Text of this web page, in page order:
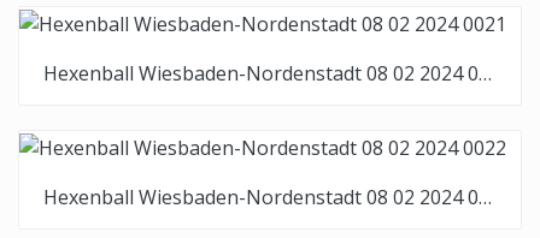
Hexenball Wiesbaden-Nordenstadt 08 02 2024 0021
Hexenball Wiesbaden-Nordenstadt 08 02 2024 0022